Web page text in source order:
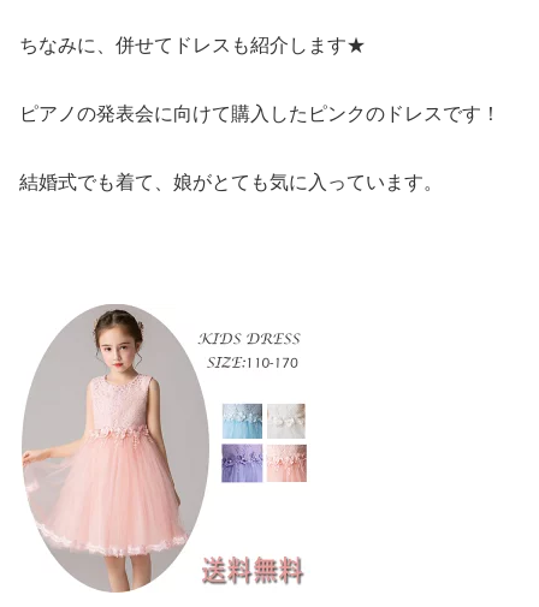
ちなみに、併せてドレスも紹介します★
ピアノの発表会に向けて購入したピンクのドレスです！
結婚式でも着て、娘がとても気に入っています。